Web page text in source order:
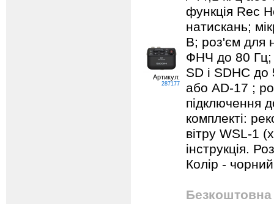
Артикул:
287177
функція Rec
натискань;
В; роз'єм для
ФНЧ до 80 Гц;
SD і SDHC
або AD-17 ;
підключення
комплекті:
вітру WSL-1
інструкція.
Колір - чорний
Безкоштовна